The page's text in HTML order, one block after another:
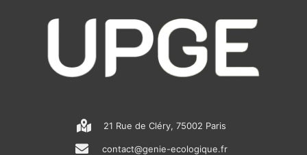
21 Rue de Cléry, 75002 Paris
contact@genie-ecologique.fr